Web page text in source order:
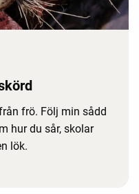
frö. Följ min sådd
hur du sår, skolar
lök.